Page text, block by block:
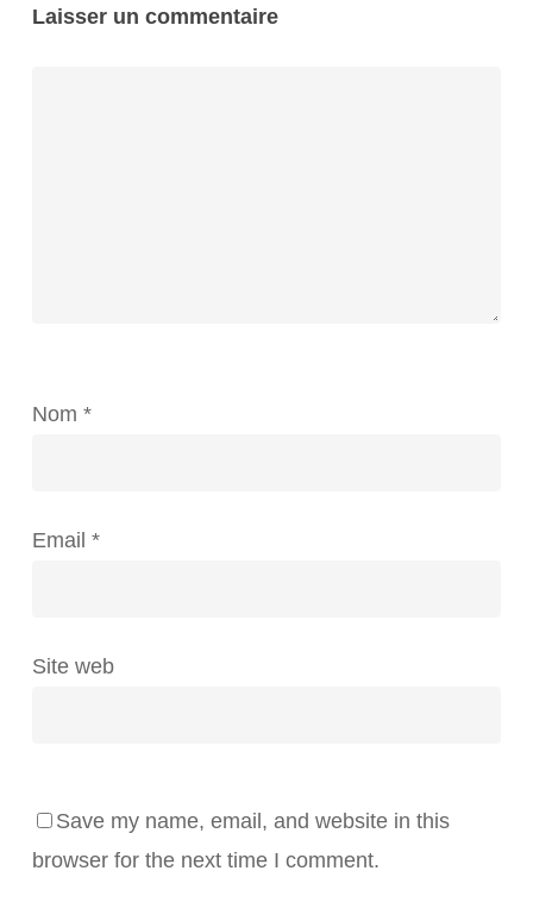
Laisser un commentaire
Nom *
Email *
Site web
Save my name, email, and website in this
browser for the next time I comment.